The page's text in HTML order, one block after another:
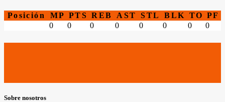
Posición MP PTS REB AST STL BLK TO PF
0
0 0 0 0 0 0 0
Sobre nosotros